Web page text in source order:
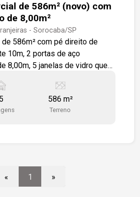
de 586m² (novo) com
de 8,00m²
- Sorocaba/SP
de 586m² com pé direito de
10m, 2 portas de aço
8,00m, 5 janelas de vidro que
em estrutura metálica (preta),
e trilhos com luzes em
em ponto positivo, ao lado da
5 586 m²
Terreno
« 1 »